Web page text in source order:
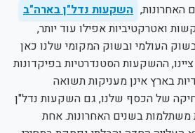
האחרונות, השקעות נדל"ן בארה"ב
ואטרקטיביות אפילו עוד יותר,
העולמי ובשוק המקומי שלנו כאן
ההשקעות הסטנדרטיות בפיקדונות
בארץ אינן מעניקות תשואה
של הכסף שלנו, גם השקעות נדל"ן
בשנים האחרונות. אחת